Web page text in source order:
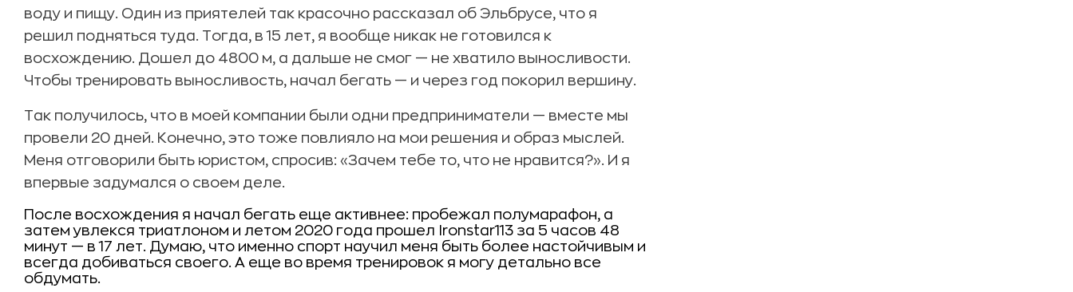
воду и пищу. Один из приятелей так красочно рассказал об Эльбрусе, что я
решил подняться туда. Тогда, в 15 лет, я вообще никак не готовился к
восхождению. Дошел до 4800 м, а дальше не смог — не хватило выносливости.
Чтобы тренировать выносливость, начал бегать — и через год покорил вершину.
Так получилось, что в моей компании были одни предприниматели — вместе мы
провели 20 дней. Конечно, это тоже повлияло на мои решения и образ мыслей.
Меня отговорили быть юристом, спросив: «Зачем тебе то, что не нравится?». И я
впервые задумался о своем деле.
После восхождения я начал бегать еще активнее: пробежал полумарафон, а
затем увлекся триатлоном и летом 2020 года прошел Ironstar113 за 5 часов 48
минут — в 17 лет. Думаю, что именно спорт научил меня быть более настойчивым и
всегда добиваться своего. А еще во время тренировок я могу детально все
обдумать.